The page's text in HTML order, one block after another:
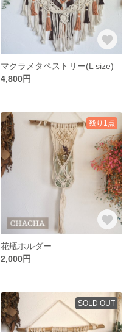
マクラメタペストリー(L size)
4,800円
残り1点
花瓶ホルダー
2,000円
SOLD OUT